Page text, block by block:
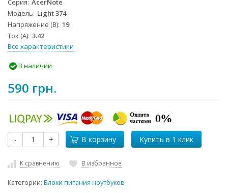
Серия AcerNote
Модель Light 374
Напряжение (В) 19
Ток (А) 3.42
Все характеристики
В наличии
590 грн.
- + В корзину
К сравнению В избранное
Категории: Блоки питания ноутбуков